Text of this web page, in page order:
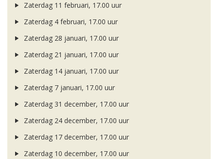
Zaterdag 11 februari, 17.00 uur
Zaterdag 4 februari, 17.00 uur
Zaterdag 28 januari, 17.00 uur
Zaterdag 21 januari, 17.00 uur
Zaterdag 14 januari, 17.00 uur
Zaterdag 7 januari, 17.00 uur
Zaterdag 31 december, 17.00 uur
Zaterdag 24 december, 17.00 uur
Zaterdag 17 december, 17.00 uur
Zaterdag 10 december, 17.00 uur